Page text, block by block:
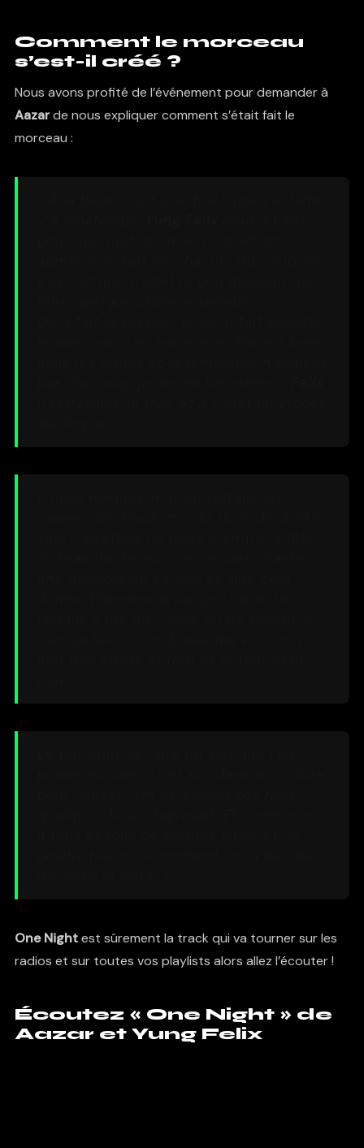
Comment le morceau
s’est-il créé ?
Nous avons profité de l’événement pour demander à
Aazarde nous expliquer comment s’était fait le
morceau :
One Nightest sûrement la track qui va tourner sur les
radios et sur toutes vos playlists alors allez l’écouter !
Écoutez « One Night » de
Aazar et Yung Felix